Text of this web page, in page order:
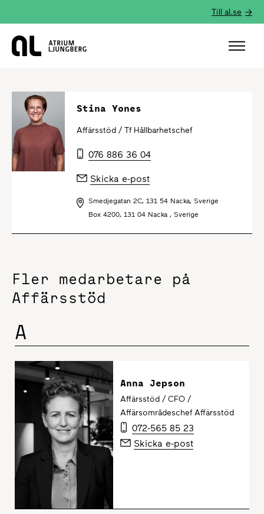
Till al.se
Hem
Stina Yones
Affärsstöd / Tf Hållbarhetschef
076 886 36 04
Skicka e-post
Smedjegatan 2C, 131 54 Nacka, Sverige
Box 4200, 131 04 Nacka , Sverige
Fler medarbetare på
Affärsstöd
A
Anna Jepson
Affärsstöd / CFO /
Affärsområdeschef Affärsstöd
072-565 85 23
Skicka e-post